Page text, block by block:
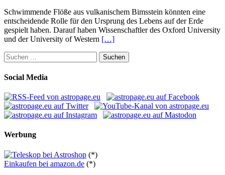
Schwimmende Flöße aus vulkanischem Bimsstein könnten eine
entscheidende Rolle für den Ursprung des Lebens auf der Erde
gespielt haben. Darauf haben Wissenschaftler des Oxford University
und der University of Western […]
Suchen
nach:
Social Media
Werbung
(*)
Einkaufen bei amazon.de (*)